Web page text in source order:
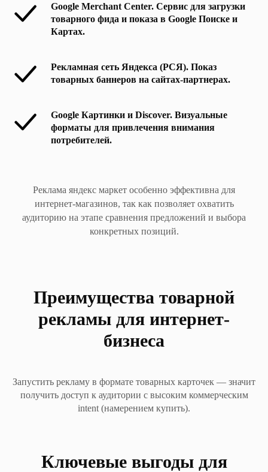
Google Merchant Center. Сервис для загрузки
товарного фида и показа в Google Поиске и
Картах.
Рекламная сеть Яндекса (РСЯ). Показ
товарных баннеров на сайтах-партнерах.
Google Картинки и Discover. Визуальные
форматы для привлечения внимания
потребителей.
Реклама яндекс маркет особенно эффективна для
интернет-магазинов, так как позволяет охватить
аудиторию на этапе сравнения предложений и выбора
конкретных позиций.
Преимущества товарной
рекламы для интернет-
бизнеса
Запустить рекламу в формате товарных карточек — значит
получить доступ к аудитории с высоким коммерческим
intent (намерением купить).
Ключевые выгоды для